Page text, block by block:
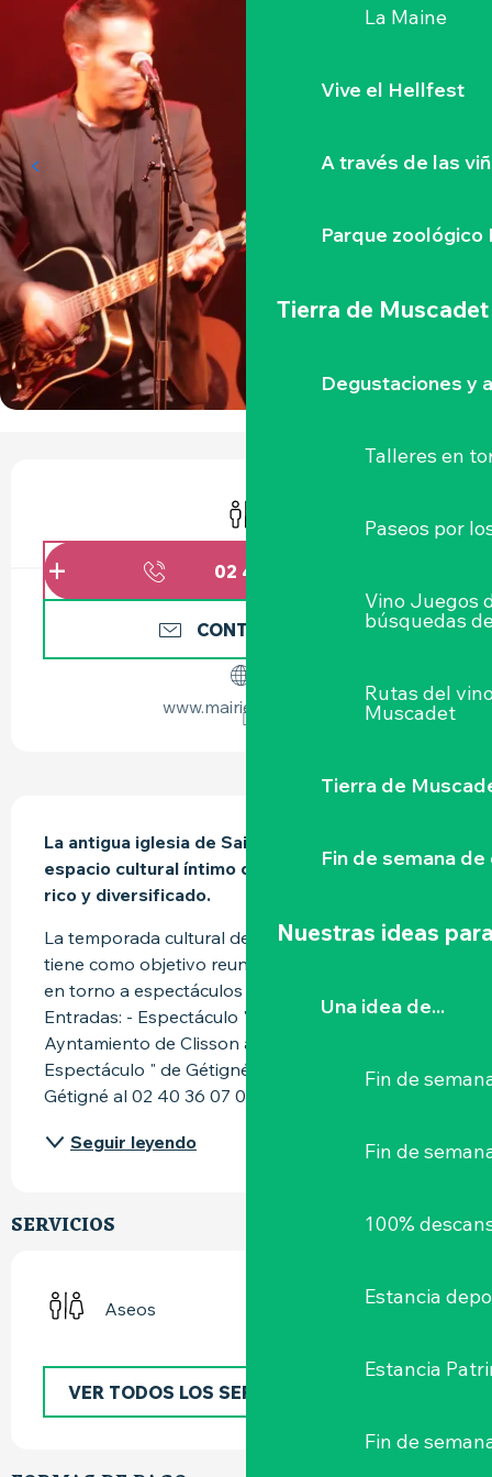
La Maine
Vive el Hellfest
A través de las
Parque zoológico
Tierra de Muscadet
Degustaciones y
Talleres en
Paseos por
Vino Juegos
búsquedas
Rutas del
Muscadet
Tierra de
Fin de semana
Nuestras ideas
Una idea de...
Fin de
Fin de
100%
Estancia
Estancia
Fin de
HORARIOS Y DATOS DE CONTACTO
Aseos
02 40 80 17
CONTÁCTENOS
www.mairie-clisson.fr
La antigua iglesia de Saint Jacques es un
espacio cultural íntimo que ofrece un programa
rico y diversificado.
La temporada cultural de la ciudad de Clisson
tiene como objetivo reunir a jóvenes y mayores
en torno a espectáculos y exposiciones en vivo.
Entradas: - Espectáculo " de Clisson "
Ayntamiento de Clisson al 02 40 80 17 80 -
Espectáculo " de Gétigné " Ayuntamiento de
Gétigné al 02 40 36 07 07 -...
Seguir leyendo
SERVICIOS
Aseos
VER TODOS LOS SERVICIOS